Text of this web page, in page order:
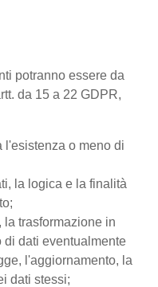
potranno essere da
da 15 a 22 GDPR,
l'esistenza o meno di
la logica e la finalità
trasformazione in
di dati eventualmente
l'aggiornamento, la
dati stessi;